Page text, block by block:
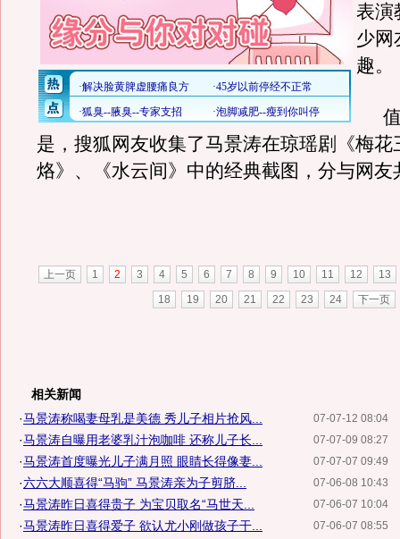
表演
少网
趣。
值
是，搜狐网友收集了马景涛在琼瑶剧《梅花
烙》、《水云间》中的经典截图，分与网友
上一页 1 2 3 4 5 6 7 8 9 10 11 12
13
18
19 20 21 22 23 24 下一页
相关新闻
07-07-12 08:04
·马景涛称喝妻母乳是美德 秀儿子相片抢风...
07-07-09 08:27
·马景涛自曝用老婆乳汁泡咖啡 还称儿子长...
07-07-07 09:49
·马景涛首度曝光儿子满月照 眼睛长得像妻...
07-06-08 10:43
·六六大顺喜得“马驹” 马景涛亲为子剪脐...
07-06-07 10:04
·马景涛昨日喜得贵子 为宝贝取名“马世天...
07-06-07 08:55
·马景涛昨日喜得爱子 欲认尤小刚做孩子干...